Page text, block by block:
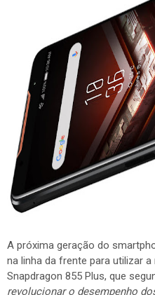
A próxima geração do
na linha da frente para utilizar
Snapdragon 855 Plus, que
revolucionar o desempenho